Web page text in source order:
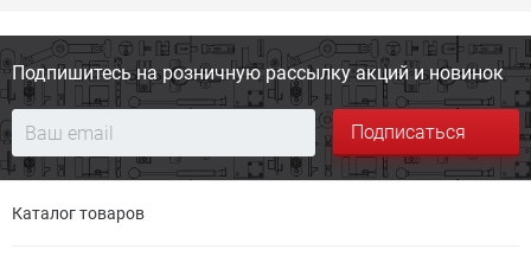
Подпишитесь на розничную рассылку акций и новинок
Подписаться
Каталог товаров